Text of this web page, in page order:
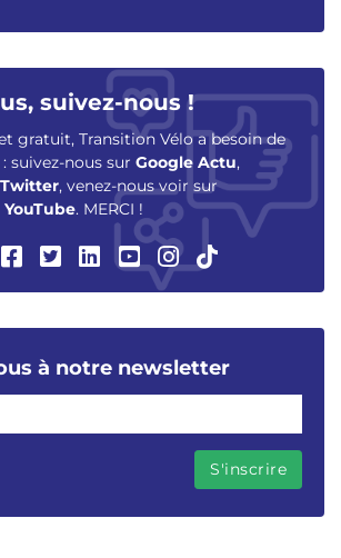
suivez-nous !
gratuit, Transition Vélo a besoin de
suivez-nous sur Google Actu,
Twitter, venez-nous voir sur
YouTube. MERCI !
à notre newsletter